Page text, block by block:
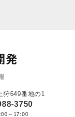
649番地の1
3750
～17:00